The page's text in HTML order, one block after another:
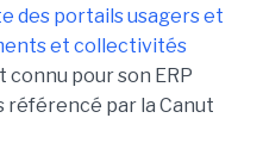
des portails usagers et
et collectivités
pour son ERP
référencé par la Canut